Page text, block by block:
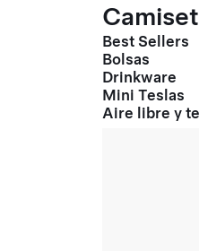
Best Sellers
Bolsas
Drinkware
Mini Teslas
Aire libre y